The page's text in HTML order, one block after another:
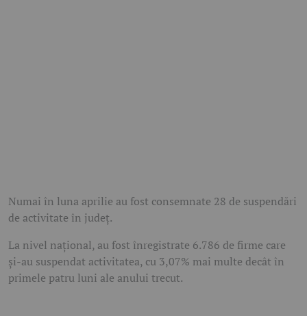
Numai în luna aprilie au fost consemnate 28 de suspendări
de activitate în județ.
La nivel național, au fost înregistrate 6.786 de firme care
și-au suspendat activitatea, cu 3,07% mai multe decât în
primele patru luni ale anului trecut.